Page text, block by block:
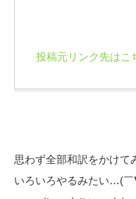
投稿元リンク先はこ
思わず全部和訳をかけ
いろいろやるみたい…(￣